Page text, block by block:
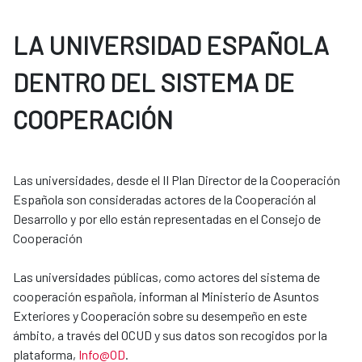
LA UNIVERSIDAD ESPAÑOLA
DENTRO DEL SISTEMA DE
COOPERACIÓN
Las universidades, desde el II Plan Director de la Cooperación
Española son consideradas actores de la Cooperación al
Desarrollo y por ello están representadas en el Consejo de
Cooperación
Las universidades públicas, como actores del sistema de
cooperación española, informan al Ministerio de Asuntos
Exteriores y Cooperación sobre su desempeño en este
ámbito, a través del OCUD y sus datos son recogidos por la
plataforma, Info@OD.